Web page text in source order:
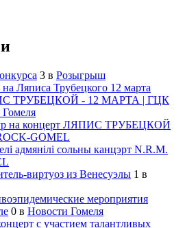
3 в Розыгрыш
Ляписа Трубецкого 12 марта
ТРУБЕЦКОЙ - 12 МАРТА | ГЦК
на концерт ЛЯПИС ТРУБЕЦКОЙ
GOMEL
адмянілі сольны канцэрт N.R.M.
виртуоз из Венесуэлы 1 в
мероприятия
0 в Новости Гомеля
с участием талантливых